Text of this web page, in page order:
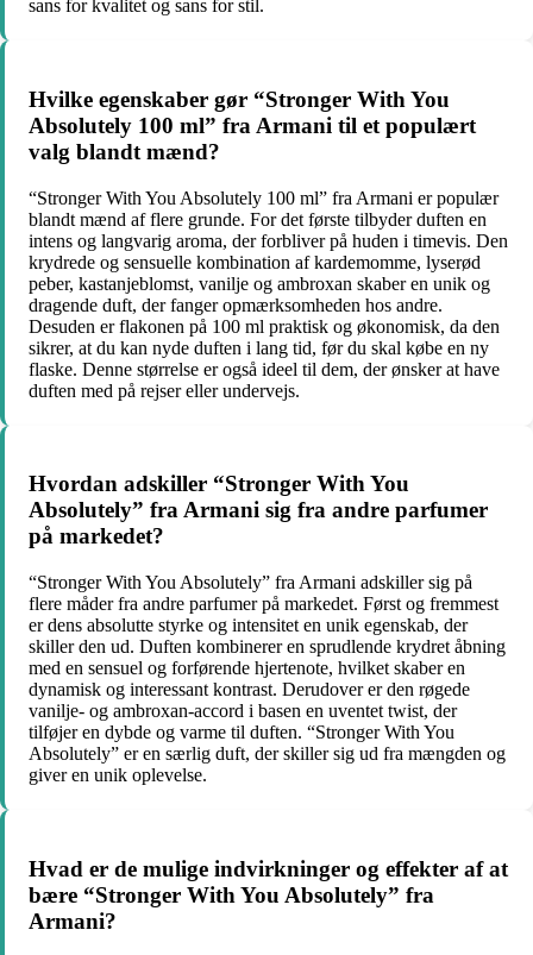
sans for kvalitet og sans for stil.
Hvilke egenskaber gør “Stronger With You
Absolutely 100 ml” fra Armani til et populært
valg blandt mænd?
“Stronger With You Absolutely 100 ml” fra Armani er populær
blandt mænd af flere grunde. For det første tilbyder duften en
intens og langvarig aroma, der forbliver på huden i timevis. Den
krydrede og sensuelle kombination af kardemomme, lyserød
peber, kastanjeblomst, vanilje og ambroxan skaber en unik og
dragende duft, der fanger opmærksomheden hos andre.
Desuden er flakonen på 100 ml praktisk og økonomisk, da den
sikrer, at du kan nyde duften i lang tid, før du skal købe en ny
flaske. Denne størrelse er også ideel til dem, der ønsker at have
duften med på rejser eller undervejs.
Hvordan adskiller “Stronger With You
Absolutely” fra Armani sig fra andre parfumer
på markedet?
“Stronger With You Absolutely” fra Armani adskiller sig på
flere måder fra andre parfumer på markedet. Først og fremmest
er dens absolutte styrke og intensitet en unik egenskab, der
skiller den ud. Duften kombinerer en sprudlende krydret åbning
med en sensuel og forførende hjertenote, hvilket skaber en
dynamisk og interessant kontrast. Derudover er den røgede
vanilje- og ambroxan-accord i basen en uventet twist, der
tilføjer en dybde og varme til duften. “Stronger With You
Absolutely” er en særlig duft, der skiller sig ud fra mængden og
giver en unik oplevelse.
Hvad er de mulige indvirkninger og effekter af at
bære “Stronger With You Absolutely” fra
Armani?